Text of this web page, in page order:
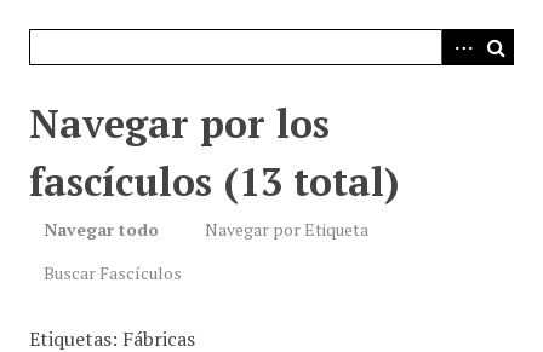
Navegar por los
fascículos (13 total)
Navegar todo
Navegar por Etiqueta
Buscar Fascículos
Etiquetas: Fábricas